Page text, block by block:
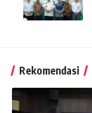
Rekomendasi